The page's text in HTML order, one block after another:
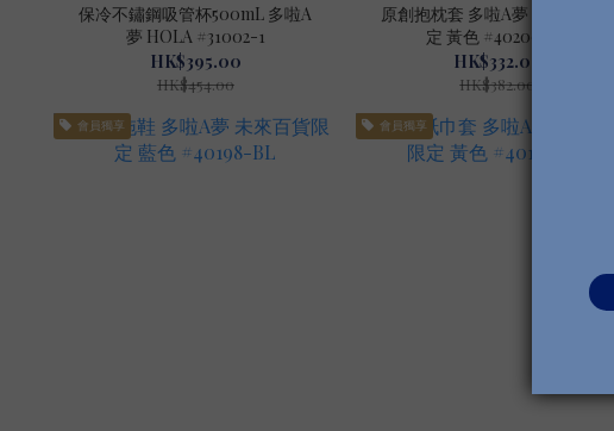
保冷不鏽鋼吸管杯500mL 多啦A
夢 HOLA #31002-1
HK$395.00
HK$454.00
原創抱枕套 多啦A夢 未來百貨限
定 黃色 #40200-YL
HK$332.00
HK$382.00
會員獨享 會員獨享